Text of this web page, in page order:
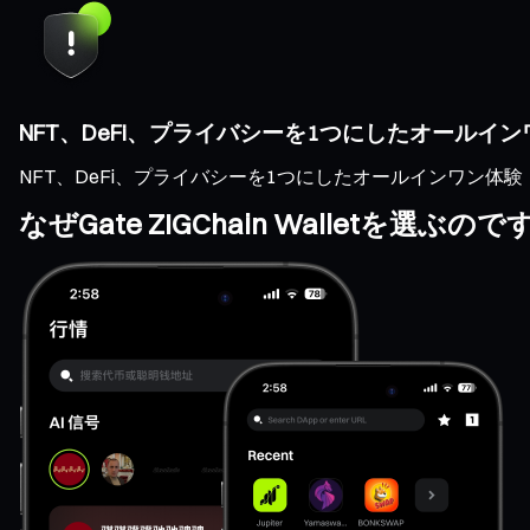
NFT、DeFi、プライバシーを1つにしたオールイン
NFT、DeFi、プライバシーを1つにしたオールインワン体験
なぜGate ZIGChain Walletを選ぶので